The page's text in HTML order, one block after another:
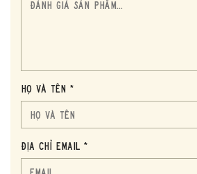
Họ và tên *
Địa chỉ Email *